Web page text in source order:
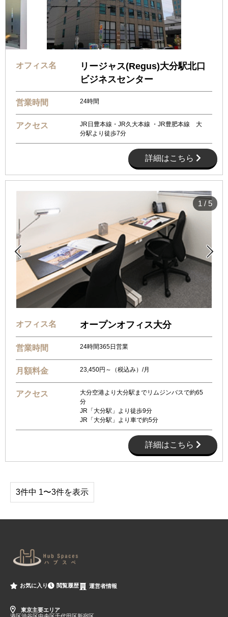
オフィス名
リージャス(Regus)大分駅北口
ビジネスセンター
営業時間 24時間
アクセス
JR日豊本線・JR久大本線 ・JR豊肥本線 大
分駅より徒歩7分
詳細はこちら
 
1 / 5
オフィス名 オープンオフィス大分
営業時間 24時間365日営業
月額料金 23,450円～（税込み）/月
アクセス
大分空港より大分駅までリムジンバスで約65
分
JR「大分駅」より徒歩9分
JR「大分駅」より車で約5分
詳細はこちら
3件中 1〜3件を表示
お気に入り 閲覧履歴 運営者情報
東京主要エリア